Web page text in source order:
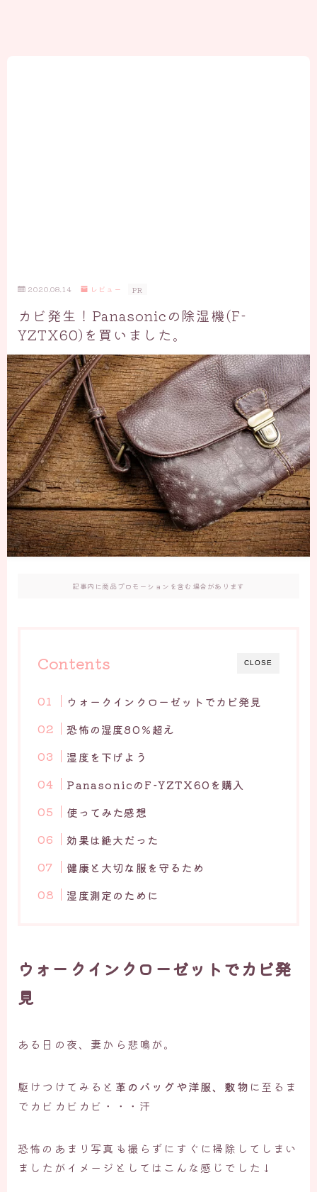
2020.08.14 レビュー PR
カビ発生！Panasonicの除湿機(F-
YZTX60)を買いました。
記事内に商品プロモーションを含む場合があります
CLOSE
Contents
ウォークインクローゼットでカビ発見
恐怖の湿度80％超え
湿度を下げよう
PanasonicのF-YZTX60を購入
使ってみた感想
効果は絶大だった
健康と大切な服を守るため
湿度測定のために
ウォークインクローゼットでカビ発
見
ある日の夜、妻から悲鳴が。
駆けつけてみると 革のバッグや洋服、敷物 に至るま
でカビカビカビ・・・汗
恐怖のあまり写真も撮らずにすぐに掃除してしまい
ましたがイメージとしてはこんな感じでした↓